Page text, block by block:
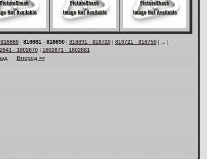
| 816661 - 816690| 816691 - 816720| 816721 - 816750| ... |
- 1802670| 1802671 - 1802681
Вперёд >>